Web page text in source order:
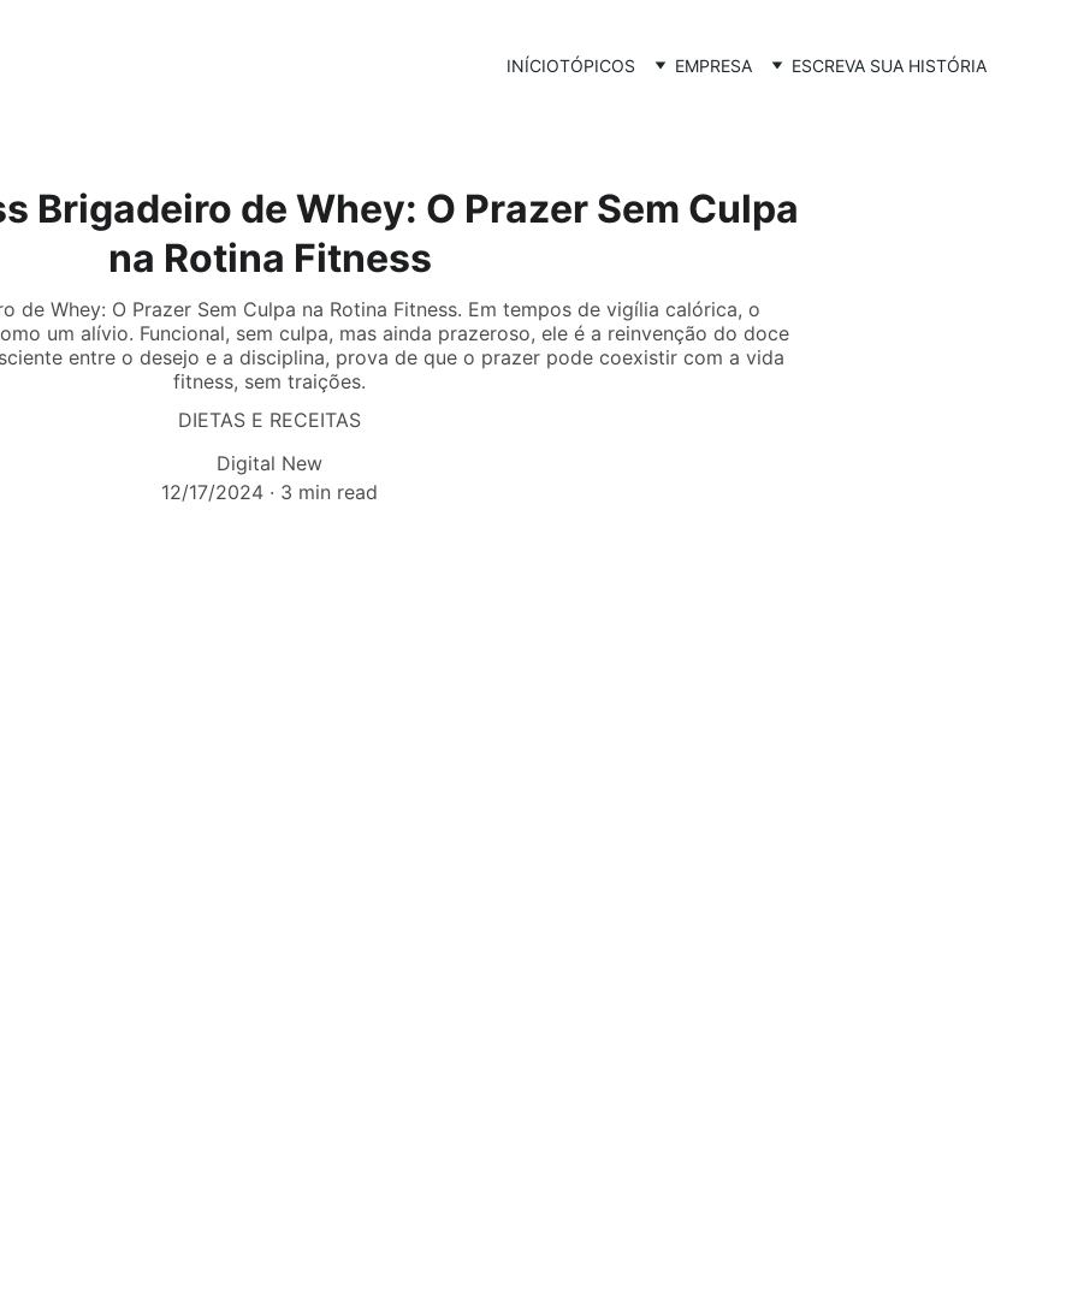
INÍCIOTÓPICOS EMPRESA ESCREVA SUA HISTÓRIA
Brigadeiro de Whey: O Prazer Sem Culpa
na Rotina Fitness
de Whey: O Prazer Sem Culpa na Rotina Fitness. Em tempos de vigília calórica, o
um alívio. Funcional, sem culpa, mas ainda prazeroso, ele é a reinvenção do doce
entre o desejo e a disciplina, prova de que o prazer pode coexistir com a vida
fitness, sem traições.
DIETAS E RECEITAS
Digital New
12/17/2024
3 min read